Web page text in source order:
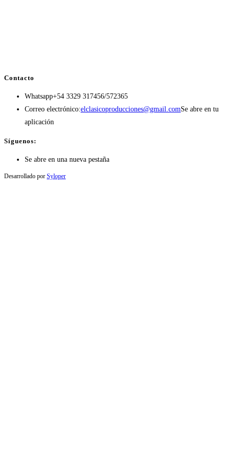
Contacto
Whatsapp+54 3329 317456/572365
Correo electrónico:elclasicoproducciones@gmail.comSe abre en tu
aplicación
Síguenos:
Se abre en una nueva pestaña
Desarrollado por Syloper